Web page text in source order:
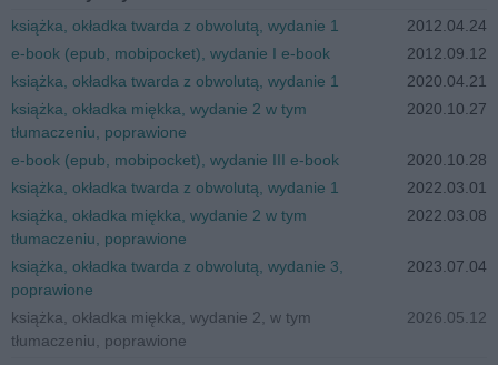
książka, okładka twarda z obwolutą, wydanie 1
2012.04.24
e-book (epub, mobipocket), wydanie I e-book
2012.09.12
książka, okładka twarda z obwolutą, wydanie 1
2020.04.21
książka, okładka miękka, wydanie 2 w tym
tłumaczeniu, poprawione
2020.10.27
e-book (epub, mobipocket), wydanie III e-book
2020.10.28
książka, okładka twarda z obwolutą, wydanie 1
2022.03.01
książka, okładka miękka, wydanie 2 w tym
tłumaczeniu, poprawione
2022.03.08
książka, okładka twarda z obwolutą, wydanie 3,
poprawione
2023.07.04
książka, okładka miękka, wydanie 2, w tym
tłumaczeniu, poprawione
2026.05.12